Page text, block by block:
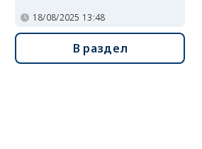
18/08/2025 13:48
В раздел